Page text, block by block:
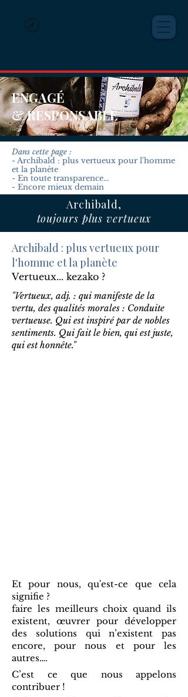
ENGAGÉ
& RESPONSABLE
Dans cette page :
- Archibald : plus vertueux pour l'homme
et la planète
- En toute transparence...
- Encore mieux demain
Archibald,
toujours plus vertueux
Archibald : plus vertueux pour
l'homme et la planète
Vertueux... kezako ?
"Vertueux, adj. : qui manifeste de la
vertu, des qualités morales : Conduite
vertueuse. Qui est inspiré par de nobles
sentiments. Qui fait le bien, qui est juste,
qui est honnête."
Et pour nous, qu'est-ce que cela
signifie ?
faire les meilleurs choix quand ils
existent, œuvrer pour développer
des solutions qui n’existent pas
encore, pour nous et pour les
autres….
C’est ce que nous appelons
contribuer !